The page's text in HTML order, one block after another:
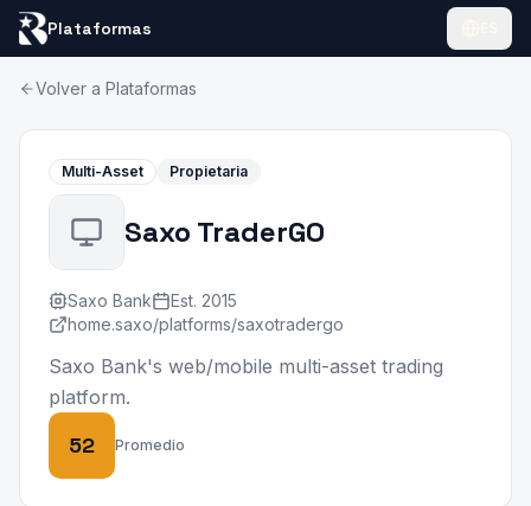
Plataformas
Volver a Plataformas
Multi-Asset Propietaria
Saxo TraderGO
Saxo Bank Est. 2015
home.saxo/platforms/saxotradergo
Saxo Bank's web/mobile multi-asset trading
platform.
52 Promedio